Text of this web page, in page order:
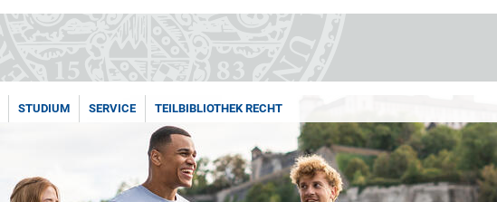
STUDIUM SERVICE TEILBIBLIOTHEK RECHT